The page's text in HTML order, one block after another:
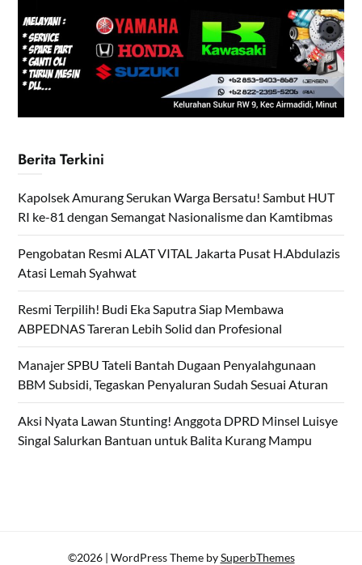
Berita Terkini
Kapolsek Amurang Serukan Warga Bersatu! Sambut HUT
RI ke-81 dengan Semangat Nasionalisme dan Kamtibmas
Pengobatan Resmi ALAT VITAL Jakarta Pusat H.Abdulazis
Atasi Lemah Syahwat
Resmi Terpilih! Budi Eka Saputra Siap Membawa
ABPEDNAS Tareran Lebih Solid dan Profesional
Manajer SPBU Tateli Bantah Dugaan Penyalahgunaan
BBM Subsidi, Tegaskan Penyaluran Sudah Sesuai Aturan
Aksi Nyata Lawan Stunting! Anggota DPRD Minsel Luisye
Singal Salurkan Bantuan untuk Balita Kurang Mampu
©2026 | WordPress Theme bySuperbThemes